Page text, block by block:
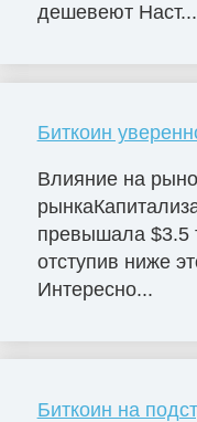
дешевеют Наст...
Биткоин
Влияние на
превышала $3.5
отступив ниже
Интересно...
Биткоин на